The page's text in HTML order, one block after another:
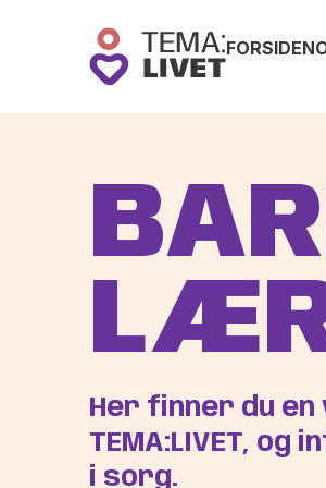
FORSIDEN
Her finner du en
TEMA:LIVET,
i sorg.